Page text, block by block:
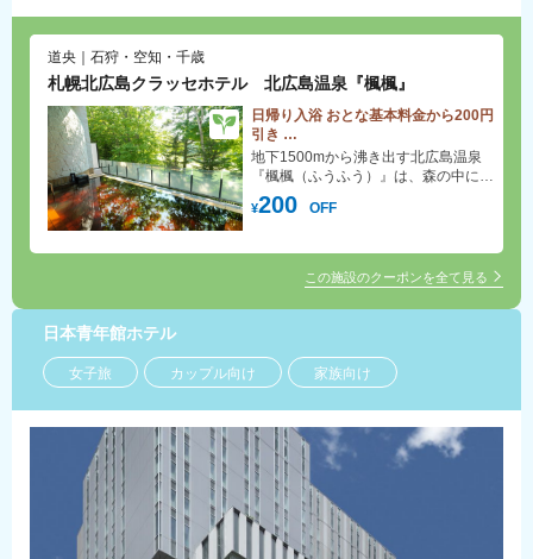
道央｜石狩・空知・千歳
札幌北広島クラッセホテル 北広島温泉『楓楓』
日帰り入浴 おとな基本料金から200円
引き
※日帰り入浴料金につきましては、公
式ホームページをご確認ください。
¥200 OFF
地下1500mから沸き出す北広島温泉
『楓楓（ふうふう）』は、森の中に佇
む天然温泉。 露天風呂をはじめ、高
温・低温の2種類の大浴場、露天風
ご用意しております。森林浴を楽しみ
ながら癒される極上のくつろぎ空間で
この施設のクーポンを全て見る
日本青年館ホテル
女子旅 カップル向け 家族向け